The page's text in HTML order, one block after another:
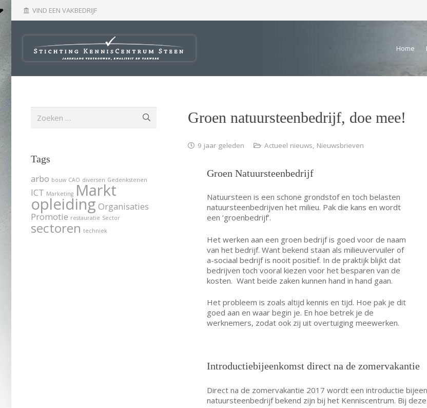
account_balance VIND EEN VAKBEDRIJF
Home
Groen natuursteenbedrijf, doe mee!
9 jaar geleden Actueel nieuws Nieuwsbrieven
Groen Natuursteenbedrijf
Natuursteen is een schone grondstof en toch belasten
natuursteenbedrijven het milieu. Pak die kans en wordt
een ‘groenbedrijf’.
Het werken aan een groen bedrijf is goed voor de naam
van het bedrijf. Want bekend staan als milieuvervuiler of
a-sociaal bedrijf is nooit positief. In de praktijk blijkt dat
bedrijven toch vooral kiezen voor het besparen van de
kosten. Want beide zaken kunnen hand in hand gaan.
Het probleem is zoals altijd kennis en tijd. Hoe pak je dit
goed aan en waar begin je. En hoe betrek je de
werknemers, zodat ook zij uit overtuiging meewerken.
Introductiebijeenkomst direct na de zomervakantie
Direct na de zomervakantie 2017 wordt een introductie
natuursteenbedrijf bekend zijn bij het Kenniscentrum. Bij
naar:
Tags
arbo bouw CAO diversen Gedenkstenen
ICT Marketing Markt
opleiding Organisaties
Promotie restauratie Sector
sectoren techniek